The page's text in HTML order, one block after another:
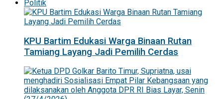
Politik
KPU Bartim Edukasi Warga Binaan Rutan
Tamiang Layang Jadi Pemilih Cerdas